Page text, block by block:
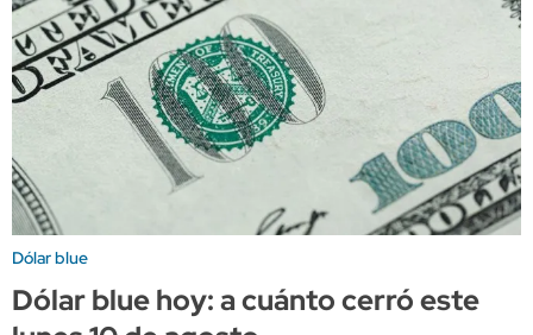
Dólar blue
Dólar blue hoy: a cuánto cerró este